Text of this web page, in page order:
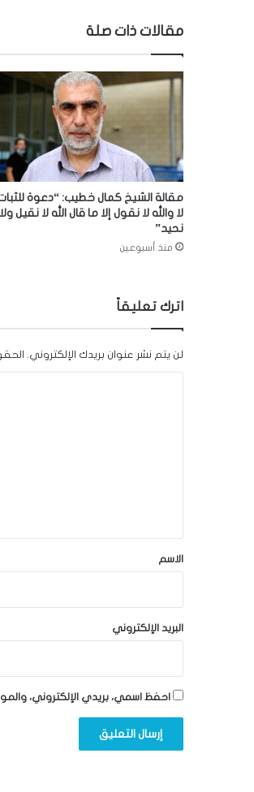
مقالات ذات صلة
مقالة الشيخ كمال خطيب: “دعوة
لا والله لا نقول إلا ما قال الله لا نقيل ولا
نحيد”
منذ أسبوعين
اترك تعليقاً
لن يتم نشر عنوان بريدك الإلكتروني.
*
الاسم
البريد الإلكتروني
احفظ اسمي، بريدي الإلكتروني،